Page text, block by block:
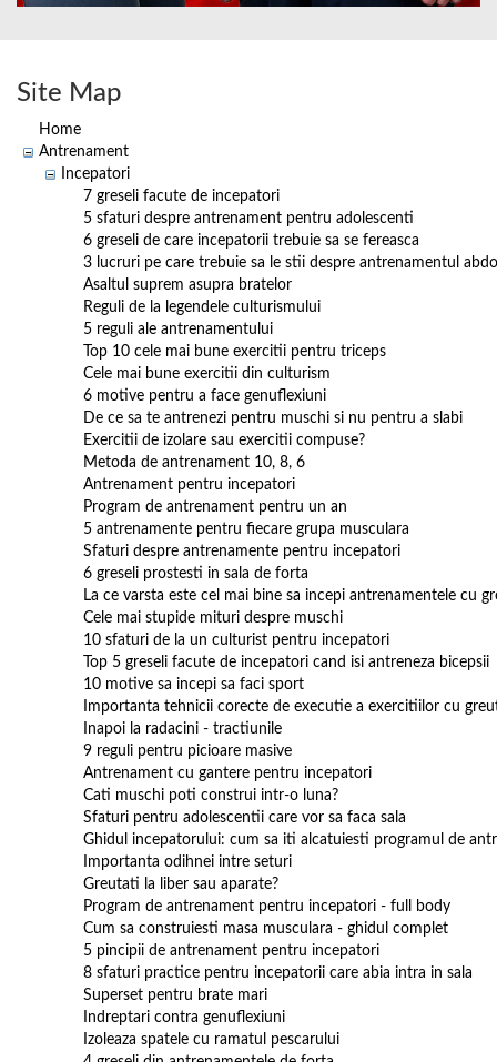
Site Map
Home
Antrenament
Incepatori
7 greseli facute de incepatori
5 sfaturi despre antrenament pentru adolescenti
6 greseli de care incepatorii trebuie sa se fereasca
3 lucruri pe care trebuie sa le stii despre antrenamentul
Asaltul suprem asupra bratelor
Reguli de la legendele culturismului
5 reguli ale antrenamentului
Top 10 cele mai bune exercitii pentru triceps
Cele mai bune exercitii din culturism
6 motive pentru a face genuflexiuni
De ce sa te antrenezi pentru muschi si nu pentru a slabi
Exercitii de izolare sau exercitii compuse?
Metoda de antrenament 10, 8, 6
Antrenament pentru incepatori
Program de antrenament pentru un an
5 antrenamente pentru fiecare grupa musculara
Sfaturi despre antrenamente pentru incepatori
6 greseli prostesti in sala de forta
La ce varsta este cel mai bine sa incepi antrenamentele cu
Cele mai stupide mituri despre muschi
10 sfaturi de la un culturist pentru incepatori
Top 5 greseli facute de incepatori cand isi antreneza bicepsii
10 motive sa incepi sa faci sport
Importanta tehnicii corecte de executie a exercitiilor cu
Inapoi la radacini - tractiunile
9 reguli pentru picioare masive
Antrenament cu gantere pentru incepatori
Cati muschi poti construi intr-o luna?
Sfaturi pentru adolescentii care vor sa faca sala
Ghidul incepatorului: cum sa iti alcatuiesti programul de
Importanta odihnei intre seturi
Greutati la liber sau aparate?
Program de antrenament pentru incepatori - full body
Cum sa construiesti masa musculara - ghidul complet
5 pincipii de antrenament pentru incepatori
8 sfaturi practice pentru incepatorii care abia intra in sala
Superset pentru brate mari
Indreptari contra genuflexiuni
Izoleaza spatele cu ramatul pescarului